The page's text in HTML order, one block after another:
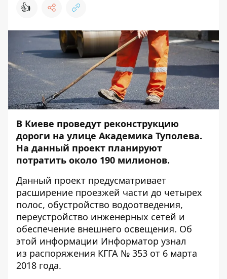
👍
В Киеве проведут реконструкцию
дороги на улице Академика Туполева.
На данный проект планируют
потратить около 190 милионов.
Данный проект предусматривает
расширение проезжей части до четырех
полос, обустройство водоотведения,
переустройство инженерных сетей и
обеспечение внешнего освещения. Об
этой информации Информатор узнал
из распоряжения КГГА № 353 от 6 марта
2018 года.